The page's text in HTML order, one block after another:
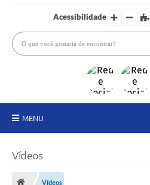
Acessibilidade
MENU
Vídeos
Vídeos